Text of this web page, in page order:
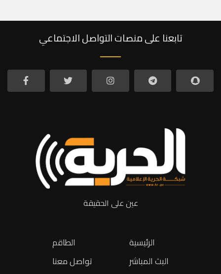
تابعنا على منصات التواصل الاجتماعي
عين على الحقيقة
الطاقم
تواصل معنا
الرئيسية
البث المباشر